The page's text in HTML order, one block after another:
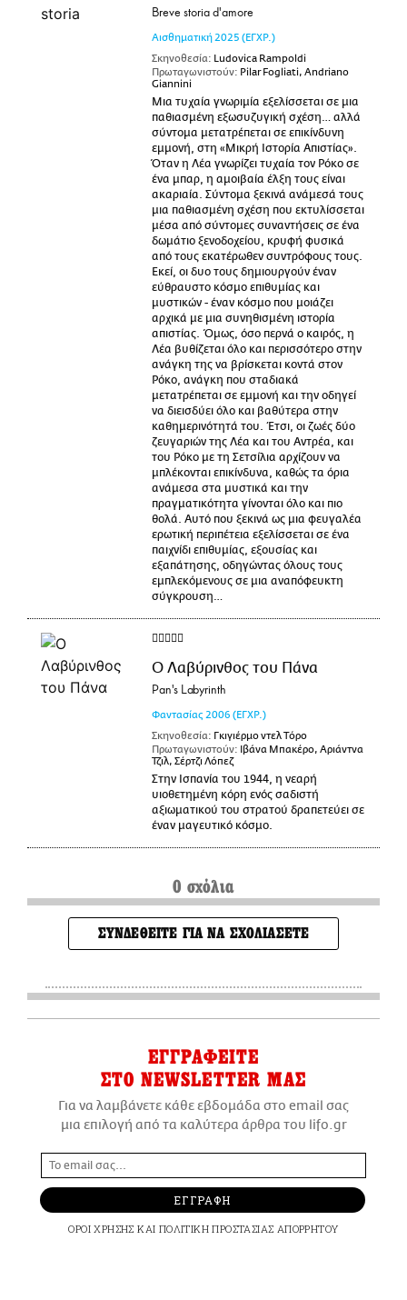
Breve storia d'amore
Αισθηματική 2025 (ΕΓΧΡ.)
Σκηνοθεσία: Ludovica Rampoldi
Πρωταγωνιστούν: Pilar Fogliati, Andriano
Giannini
Μια τυχαία γνωριμία εξελίσσεται σε μια
παθιασμένη εξωσυζυγική σχέση… αλλά
σύντομα μετατρέπεται σε επικίνδυνη
εμμονή, στη «Μικρή Ιστορία Απιστίας».
Όταν η Λέα γνωρίζει τυχαία τον Ρόκο σε
ένα μπαρ, η αμοιβαία έλξη τους είναι
ακαριαία. Σύντομα ξεκινά ανάμεσά τους
μια παθιασμένη σχέση που εκτυλίσσεται
μέσα από σύντομες συναντήσεις σε ένα
δωμάτιο ξενοδοχείου, κρυφή φυσικά
από τους εκατέρωθεν συντρόφους τους.
Εκεί, οι δυο τους δημιουργούν έναν
εύθραυστο κόσμο επιθυμίας και
μυστικών - έναν κόσμο που μοιάζει
αρχικά με μια συνηθισμένη ιστορία
απιστίας. Όμως, όσο περνά ο καιρός, η
Λέα βυθίζεται όλο και περισσότερο στην
ανάγκη της να βρίσκεται κοντά στον
Ρόκο, ανάγκη που σταδιακά
μετατρέπεται σε εμμονή και την οδηγεί
να διεισδύει όλο και βαθύτερα στην
καθημερινότητά του. Έτσι, οι ζωές δύο
ζευγαριών της Λέα και του Αντρέα, και
του Ρόκο με τη Σετσίλια αρχίζουν να
μπλέκονται επικίνδυνα, καθώς τα όρια
ανάμεσα στα μυστικά και την
πραγματικότητα γίνονται όλο και πιο
θολά. Αυτό που ξεκινά ως μια φευγαλέα
ερωτική περιπέτεια εξελίσσεται σε ένα
παιχνίδι επιθυμίας, εξουσίας και
εξαπάτησης, οδηγώντας όλους τους
εμπλεκόμενους σε μια αναπόφευκτη
σύγκρουση…
Ο Λαβύρινθος του Πάνα
Pan's Labyrinth
Φαντασίας 2006 (ΕΓΧΡ.)
Σκηνοθεσία: Γκιγιέρμο ντελ Τόρο
Πρωταγωνιστούν: Ιβάνα Μπακέρο, Αριάντνα
Τζιλ, Σέρτζι Λόπεζ
Στην Ισπανία του 1944, η νεαρή
υιοθετημένη κόρη ενός σαδιστή
αξιωματικού του στρατού δραπετεύει σε
έναν μαγευτικό κόσμο.
0 σχόλια
ΣΥΝΔΕΘΕΙΤΕ ΓΙΑ ΝΑ ΣΧΟΛΙΑΣΕΤΕ
ΕΓΓΡΑΦΕΙΤΕ
ΣΤΟ NEWSLETTER ΜΑΣ
Για να λαμβάνετε κάθε εβδομάδα στο email σας
μια επιλογή από τα καλύτερα άρθρα του lifo.gr
ΕΓΓΡΑΦΗ
ΟΡΟΙ ΧΡΗΣΗΣ ΚΑΙ ΠΟΛΙΤΙΚΗ ΠΡΟΣΤΑΣΙΑΣ ΑΠΟΡΡΗΤΟΥ